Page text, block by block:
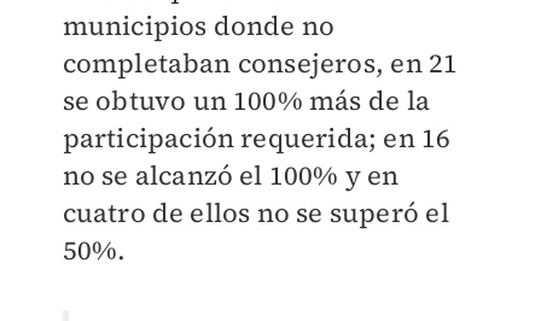
municipios donde no
completaban consejeros, en 21
se obtuvo un 100% más de la
participación requerida; en 16
no se alcanzó el 100% y en
cuatro de ellos no se superó el
50%.